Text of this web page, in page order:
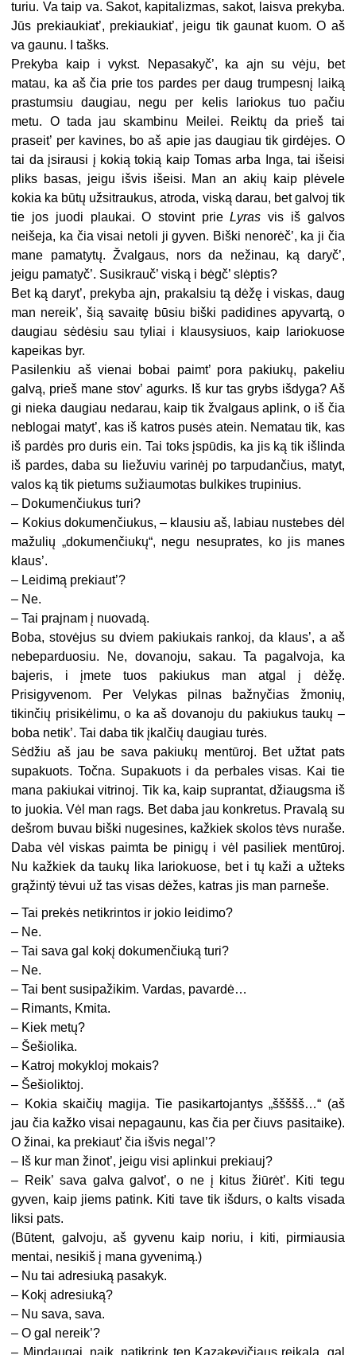
turiu. Va taip va. Sakot, kapitalizmas, sakot, laisva prekyba.
Jūs prekiaukiat’, prekiaukiat’, jeigu tik gaunat kuom. O aš
va gaunu. I tašks.
Prekyba kaip i vykst. Nepasakyč’, ka ajn su vėju, bet
matau, ka aš čia prie tos pardes per daug trumpesnį laiką
prastumsiu daugiau, negu per kelis lariokus tuo pačiu
metu. O tada jau skambinu Meilei. Reiktų da prieš tai
praseit’ per kavines, bo aš apie jas daugiau tik girdėjes. O
tai da įsirausi į kokią tokią kaip Tomas arba Inga, tai išeisi
pliks basas, jeigu išvis išeisi. Man an akių kaip plėvele
kokia ka būtų užsitraukus, atroda, viską darau, bet galvoj tik
tie jos juodi plaukai. O stovint prieLyras vis iš galvos
neišeja, ka čia visai netoli ji gyven. Biški nenorėč’, ka ji čia
mane pamatytų. Žvalgaus, nors da nežinau, ką daryč’,
jeigu pamatyč’. Susikrauč’ viską i bėgč’ slėptis?
Bet ką daryt’, prekyba ajn, prakalsiu tą dėžę i viskas, daug
man nereik’, šią savaitę būsiu biški padidines apyvartą, o
daugiau sėdėsiu sau tyliai i klausysiuos, kaip lariokuose
kapeikas byr.
Pasilenkiu aš vienai bobai paimt’ pora pakiukų, pakeliu
galvą, prieš mane stov’ agurks. Iš kur tas grybs išdyga? Aš
gi nieka daugiau nedarau, kaip tik žvalgaus aplink, o iš čia
neblogai matyt’, kas iš katros pusės atein. Nematau tik, kas
iš pardės pro duris ein. Tai toks įspūdis, ka jis ką tik išlinda
iš pardes, daba su liežuviu varinėj po tarpudančius, matyt,
valos ką tik pietums sužiaumotas bulkikes trupinius.
– Dokumenčiukus turi?
– Kokius dokumenčiukus, – klausiu aš, labiau nustebes dėl
mažulių „dokumenčiukų“, negu nesuprates, ko jis manes
klaus’.
– Leidimą prekiaut’?
– Ne.
– Tai prajnam į nuovadą.
Boba, stovėjus su dviem pakiukais rankoj, da klaus’, a aš
nebeparduosiu. Ne, dovanoju, sakau. Ta pagalvoja, ka
bajeris, i įmete tuos pakiukus man atgal į dėžę.
Prisigyvenom. Per Velykas pilnas bažnyčias žmonių,
tikinčių prisikėlimu, o ka aš dovanoju du pakiukus taukų –
boba netik’. Tai daba tik įkalčių daugiau turės.
Sėdžiu aš jau be sava pakiukų mentūroj. Bet užtat pats
supakuots. Točna. Supakuots i da perbales visas. Kai tie
mana pakiukai vitrinoj. Tik ka, kaip suprantat, džiaugsma iš
to juokia. Vėl man rags. Bet daba jau konkretus. Pravalą su
dešrom buvau biški nugesines, kažkiek skolos tėvs nuraše.
Daba vėl viskas paimta be pinigų i vėl pasiliek mentūroj.
Nu kažkiek da taukų lika lariokuose, bet i tų kaži a užteks
grąžintÿ tėvui už tas visas dėžes, katras jis man parneše.
– Tai prekės netikrintos ir jokio leidimo?
– Ne.
– Tai sava gal kokį dokumenčiuką turi?
– Ne.
– Tai bent susipažikim. Vardas, pavardė…
– Rimants, Kmita.
– Kiek metų?
– Šešiolika.
– Katroj mokykloj mokais?
– Šešioliktoj.
– Kokia skaičių magija. Tie pasikartojantys „ššššš…“ (aš
jau čia kažko visai nepagaunu, kas čia per čiuvs pasitaike).
O žinai, ka prekiaut’ čia išvis negal’?
– Iš kur man žinot’, jeigu visi aplinkui prekiauj?
– Reik’ sava galva galvot’, o ne į kitus žiūrėt’. Kiti tegu
gyven, kaip jiems patink. Kiti tave tik išdurs, o kalts visada
liksi pats.
(Būtent, galvoju, aš gyvenu kaip noriu, i kiti, pirmiausia
mentai, nesikiš į mana gyvenimą.)
– Nu tai adresiuką pasakyk.
– Kokį adresiuką?
– Nu sava, sava.
– O gal nereik’?